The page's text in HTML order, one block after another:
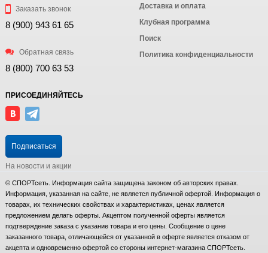
Заказать звонок
8 (900) 943 61 65
Обратная связь
8 (800) 700 63 53
Доставка и оплата
Клубная программа
Поиск
Политика конфиденциальности
ПРИСОЕДИНЯЙТЕСЬ
Подписаться
На новости и акции
© СПОРТсеть. Информация сайта защищена законом об авторских правах.
Информация, указанная на сайте, не является публичной офертой. Информация о
товарах, их технических свойствах и характеристиках, ценах является
предложением делать оферты. Акцептом полученной оферты является
подтверждение заказа с указание товара и его цены. Сообщение о цене
заказанного товара, отличающейся от указанной в оферте является отказом от
акцепта и одновременно офертой со стороны интернет-магазина СПОРТсеть.